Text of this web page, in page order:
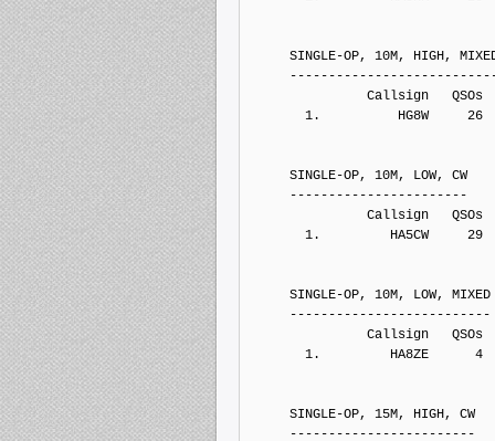
SINGLE-OP, 10M, HIGH,
Callsign   QSOs  Points
1.          HG8W     26
SINGLE-OP, 10M, LOW, CW
-----------------------
Callsign   QSOs  Points
1.         HA5CW     29
SINGLE-OP, 10M, LOW, MIXED
--------------------------
Callsign   QSOs  Points
1.         HA8ZE      4
SINGLE-OP, 15M, HIGH, CW
------------------------